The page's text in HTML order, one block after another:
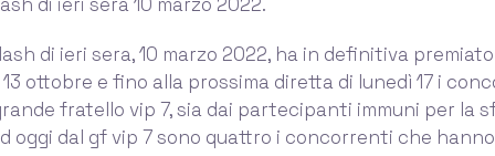
di ieri sera, 10 marzo 2022, ha in definitiva
ottobre e fino alla prossima diretta di lunedì 17 i
fratello vip 7, sia dai partecipanti immuni per la
oggi dal gf vip 7 sono quattro i concorrenti che